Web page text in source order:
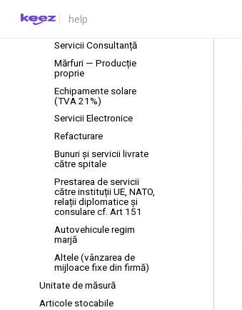
Servicii IT și similare
Servicii Consultanță
Mărfuri — Producție
proprie
Echipamente solare
(TVA 21%)
Servicii Electronice
Refacturare
Bunuri și servicii livrate
către spitale
Prestarea de servicii
către instituții UE, NATO,
relații diplomatice și
consulare cf. Art 151
Autovehicule regim
marjă
Altele (vânzarea de
mijloace fixe din firmă)
Unitate de măsură
Articole stocabile